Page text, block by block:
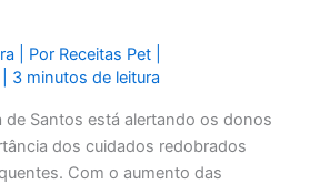
| Por Receitas Pet
3 minutos de leitura
de Santos está alertando os donos
dos cuidados redobrados
Com o aumento das